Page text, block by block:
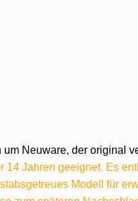
Neuware, der original
14 Jahren geeignet. Es
Modell für